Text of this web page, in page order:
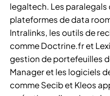
legaltech. Les paralegals
plateformes de data
Intralinks, les outils de
comme Doctrine.fr et
gestion de portefeuilles
Manager et les logiciels
comme Secib et Kleos